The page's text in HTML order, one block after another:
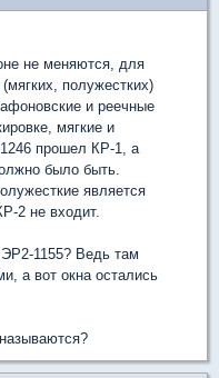
не меняются, для
полужестких)
и реечные
мягкие и
прошел КР-1, а
было быть.
является
2 не входит.
1155? Ведь там
а вот окна остались